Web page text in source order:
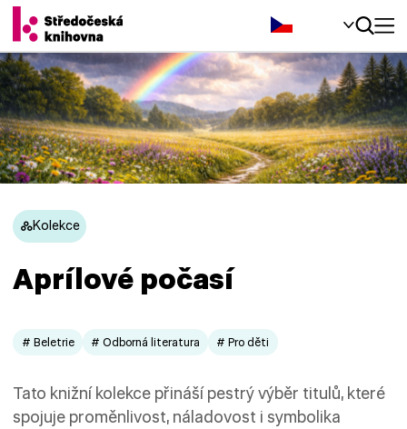
Čeština‎
Kolekce
Aprílové počasí
# Beletrie # Odborná literatura # Pro děti
Tato knižní kolekce přináší pestrý výběr titulů, které
spojuje proměnlivost, náladovost i symbolika